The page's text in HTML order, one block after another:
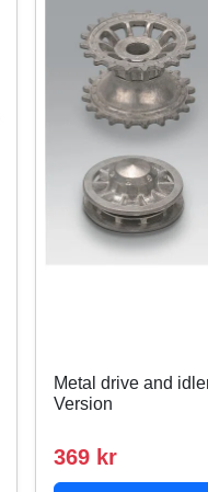
Metal drive and
Version
369 kr